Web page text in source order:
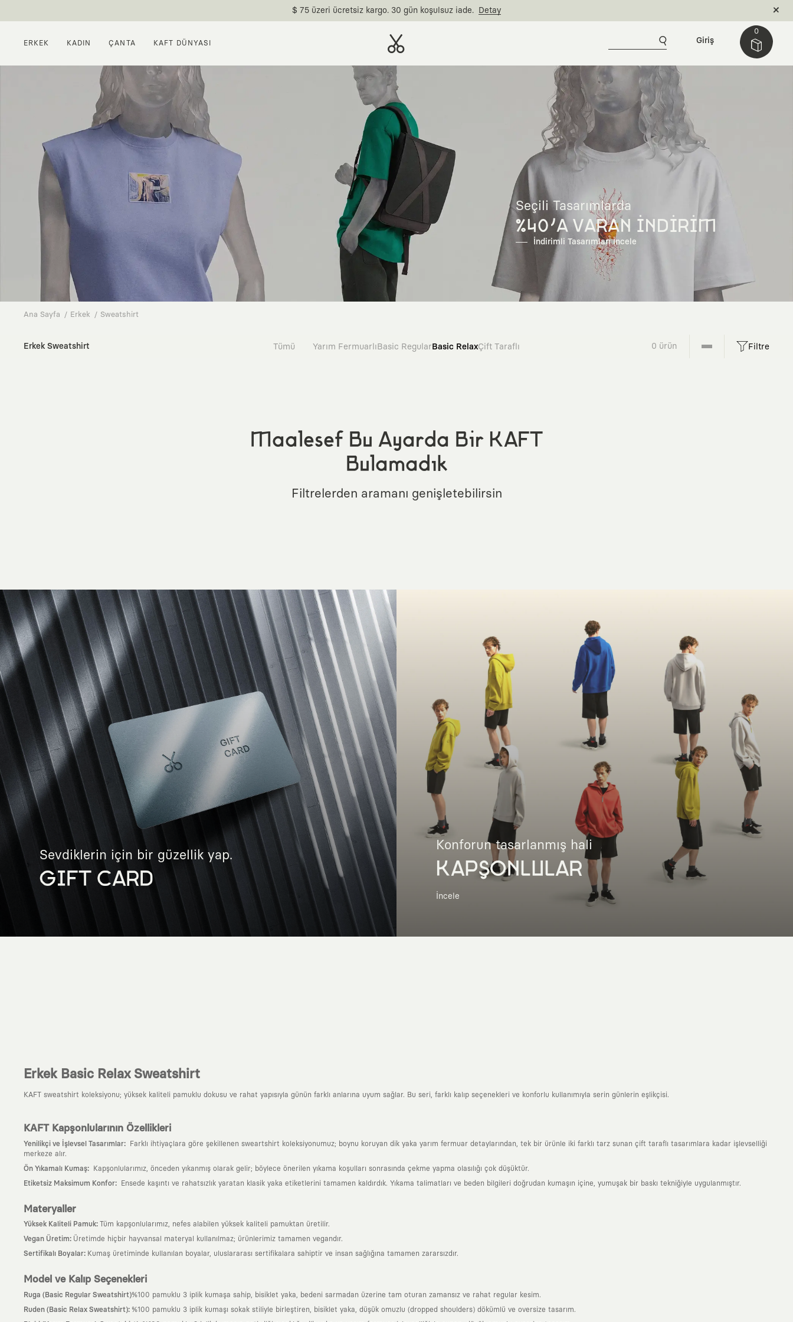
$ 75 üzeri ücretsiz kargo. 30 gün koşulsuz iade. Detay
ERKEK KADIN ÇANTA KAFT DÜNYASI
0
Giriş
Seçili Tasarımlarda
%40'A VARAN İNDİRİM
İndirimli Tasarımları İncele
Ana Sayfa Erkek Sweatshirt
Erkek Sweatshirt Tümü Yarım FermuarlıBasic RegularBasic RelaxÇift Taraflı 0 ürün Filtre
Maalesef Bu Ayarda Bir KAFT
Bulamadık
Filtrelerden aramanı genişletebilirsin
Sevdiklerin için bir güzellik yap.
GIFT CARD
Konforun tasarlanmış hali
KAPŞONLULAR
İncele
Erkek Basic Relax Sweatshirt
KAFT sweatshirt koleksiyonu; yüksek kaliteli pamuklu dokusu ve rahat yapısıyla günün farklı anlarına uyum sağlar. Bu seri, farklı kalıp seçenekleri ve konforlu kullanımıyla serin günlerin eşlikçisi.
KAFT Kapşonlularının Özellikleri
Yenilikçi ve İşlevsel Tasarımlar:
Farklı ihtiyaçlara göre şekillenen sweartshirt koleksiyonumuz; boynu koruyan dik yaka yarım fermuar detaylarından, tek bir ürünle iki farklı tarz sunan çift taraflı tasarımlara kadar işlevselliği
merkeze alır.
Ön Yıkamalı Kumaş: Kapşonlularımız, önceden yıkanmış olarak gelir; böylece önerilen yıkama koşulları sonrasında çekme yapma olasılığı çok düşüktür.
Etiketsiz Maksimum Konfor: Ensede kaşıntı ve rahatsızlık yaratan klasik yaka etiketlerini tamamen kaldırdık. Yıkama talimatları ve beden bilgileri doğrudan kumaşın içine, yumuşak bir baskı tekniğiyle uygulanmıştır.
Materyaller
Yüksek Kaliteli Pamuk: Tüm kapşonlularımız, nefes alabilen yüksek kaliteli pamuktan üretilir.
Vegan Üretim: Üretimde hiçbir hayvansal materyal kullanılmaz; ürünlerimiz tamamen vegandır.
Sertifikalı Boyalar: Kumaş üretiminde kullanılan boyalar, uluslararası sertifikalara sahiptir ve insan sağlığına tamamen zararsızdır.
Model ve Kalıp Seçenekleri
Ruga (Basic Regular Sweatshirt)%100 pamuklu 3 iplik kumaşa sahip, bisiklet yaka, bedeni sarmadan üzerine tam oturan zamansız ve rahat regular kesim.
Ruden (Basic Relax Sweatshirt): %100 pamuklu 3 iplik kumaşı sokak stiliyle birleştiren, bisiklet yaka, düşük omuzlu (dropped shoulders) dökümlü ve oversize tasarım.